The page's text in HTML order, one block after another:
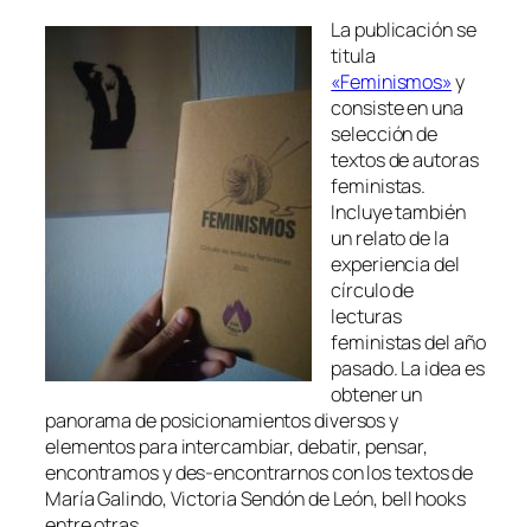
La publicación se
titula
«Feminismos»y
consiste en una
selección de
textos de autoras
feministas.
Incluye también
un relato de la
experiencia del
círculo de
lecturas
feministas del año
pasado. La idea es
obtener un
panorama de posicionamientos diversos y
elementos para intercambiar, debatir, pensar,
encontramos y des-encontrarnos con los textos de
María Galindo, Victoria Sendón de León, bell hooks